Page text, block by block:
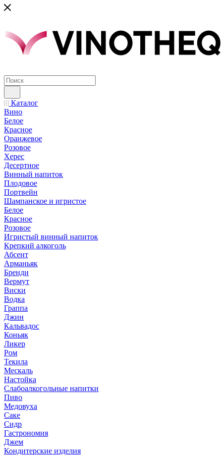
Каталог
Вино
Белое
Красное
Оранжевое
Розовое
Херес
Десертное
Винный напиток
Плодовое
Портвейн
Шампанское и игристое
Белое
Красное
Розовое
Игристый винный напиток
Крепкий алкоголь
Абсент
Арманьяк
Бренди
Вермут
Виски
Водка
Граппа
Джин
Кальвадос
Коньяк
Ликер
Ром
Текила
Мескаль
Настойка
Слабоалкогольные напитки
Пиво
Медовуха
Саке
Сидр
Гастрономия
Джем
Кондитерские изделия